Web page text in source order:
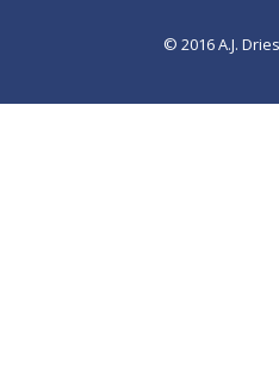
© 2016 A.J.